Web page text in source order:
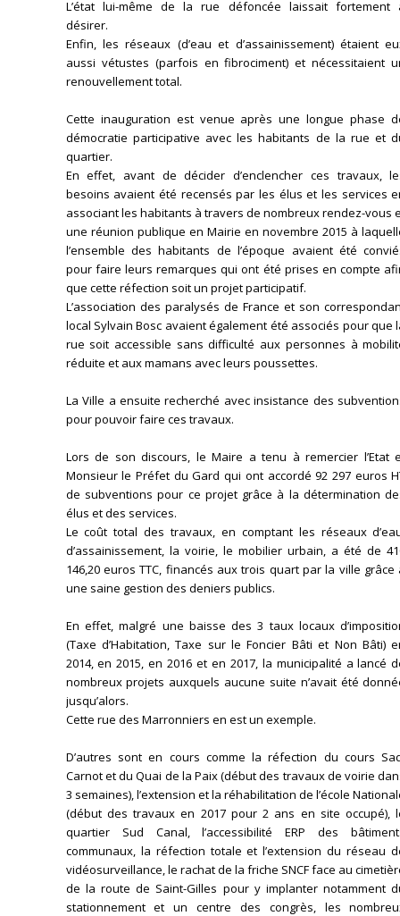
L’état lui-même de la rue défoncée laissait fortement
désirer.
Enfin, les réseaux (d’eau et d’assainissement) étaient
aussi vétustes (parfois en fibrociment) et nécessitaient
renouvellement total.
Cette inauguration est venue après une longue phase
démocratie participative avec les habitants de la rue et
quartier.
En effet, avant de décider d’enclencher ces travaux,
besoins avaient été recensés par les élus et les services
associant les habitants à travers de nombreux rendez-vous
une réunion publique en Mairie en novembre 2015 à
l’ensemble des habitants de l’époque avaient été
pour faire leurs remarques qui ont été prises en compte
que cette réfection soit un projet participatif.
L’association des paralysés de France et son
local Sylvain Bosc avaient également été associés pour que
rue soit accessible sans difficulté aux personnes à
réduite et aux mamans avec leurs poussettes.
La Ville a ensuite recherché avec insistance des
pour pouvoir faire ces travaux.
Lors de son discours, le Maire a tenu à remercier l’Etat
Monsieur le Préfet du Gard qui ont accordé 92 297 euros
de subventions pour ce projet grâce à la détermination
élus et des services.
Le coût total des travaux, en comptant les réseaux
d’assainissement, la voirie, le mobilier urbain, a été de
146,20 euros TTC, financés aux trois quart par la ville grâce
une saine gestion des deniers publics.
En effet, malgré une baisse des 3 taux locaux
(Taxe d’Habitation, Taxe sur le Foncier Bâti et Non Bâti)
2014, en 2015, en 2016 et en 2017, la municipalité a lancé
nombreux projets auxquels aucune suite n’avait été
jusqu’alors.
Cette rue des Marronniers en est un exemple.
D’autres sont en cours comme la réfection du cours
Carnot et du Quai de la Paix (début des travaux de voirie
3 semaines), l’extension et la réhabilitation de l’école
(début des travaux en 2017 pour 2 ans en site occupé),
quartier Sud Canal, l’accessibilité ERP des
communaux, la réfection totale et l’extension du réseau
vidéosurveillance, le rachat de la friche SNCF face au
de la route de Saint-Gilles pour y implanter notamment
stationnement et un centre des congrès, les